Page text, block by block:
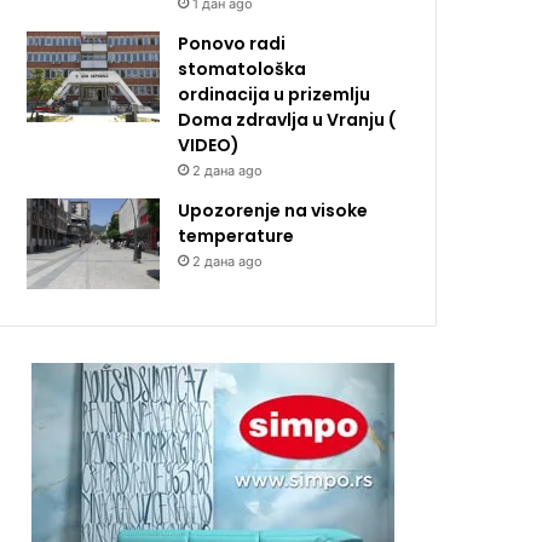
1 дан ago
Ponovo radi
stomatološka
ordinacija u prizemlju
Doma zdravlja u Vranju (
VIDEO)
2 дана ago
Upozorenje na visoke
temperature
2 дана ago